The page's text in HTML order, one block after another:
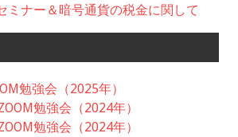
ミナー＆暗号通貨の税金に関して
勉強会（2025年）
勉強会（2024年）
勉強会（2024年）